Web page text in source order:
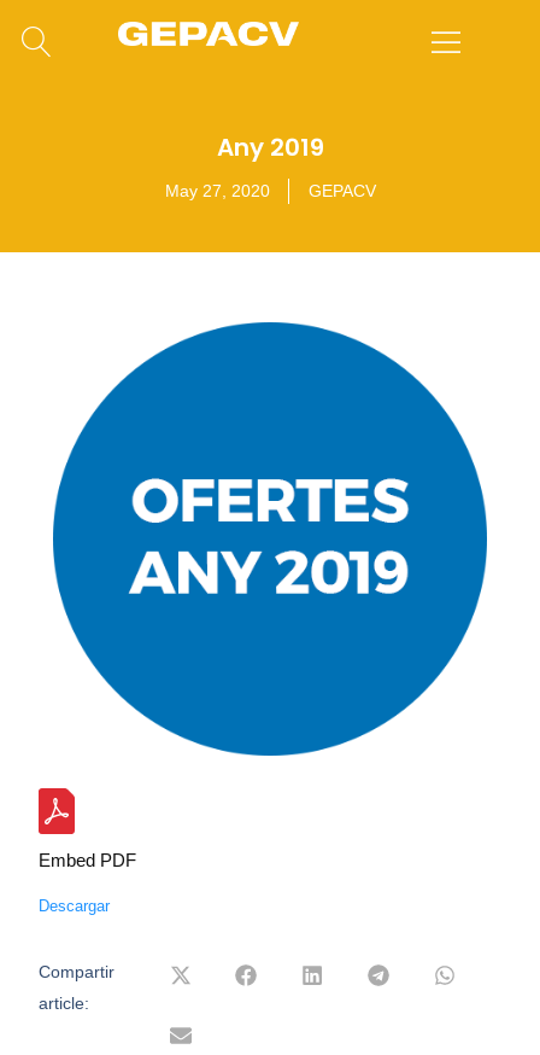
Any 2019
May 27, 2020 GEPACV
Embed PDF
Descargar
Compartir
article: